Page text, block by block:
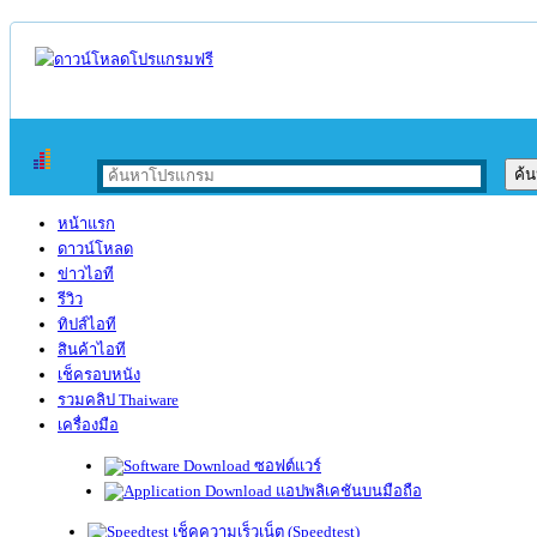
หน้าแรก
ดาวน์โหลด
ข่าวไอที
รีวิว
ทิปส์ไอที
สินค้าไอที
เช็ครอบหนัง
รวมคลิป Thaiware
เครื่องมือ
ซอฟต์แวร์
แอปพลิเคชันบนมือถือ
เช็คความเร็วเน็ต (Speedtest)